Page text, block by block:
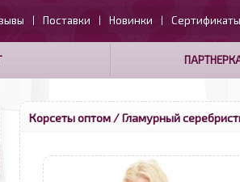
| Поставки | Новинки | Сертификаты
Корсеты оптом / Гламурный